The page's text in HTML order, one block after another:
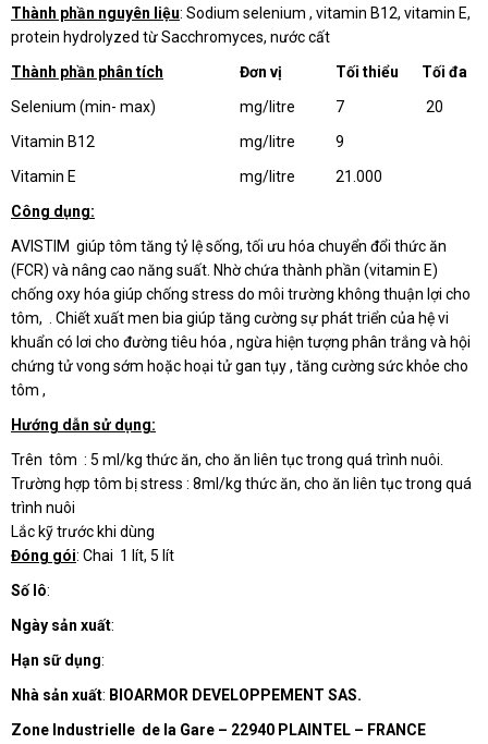
Thành phần nguyên liệu: Sodium selenium , vitamin B12, vitamin E,
protein hydrolyzed từ Sacchromyces, nước cất
Thành phần phân tích
Đơn vị
Tối thiểu Tối đa
Selenium (min- max)
mg/litre
7 20
Vitamin B12
mg/litre
9
Vitamin E
mg/litre
21.000
Công dụng:
AVISTIM giúp tôm tăng tỷ lệ sống, tối ưu hóa chuyển đổi thức ăn
(FCR) và nâng cao năng suất. Nhờ chứa thành phần (vitamin E)
chống oxy hóa giúp chống stress do môi trường không thuận lợi cho
tôm, . Chiết xuất men bia giúp tăng cường sự phát triển của hệ vi
khuẩn có lơi cho đường tiêu hóa , ngừa hiện tượng phân trắng và hội
chứng tử vong sớm hoặc hoại tử gan tụy , tăng cường sức khỏe cho
tôm ,
Hướng dẫn sử dụng:
Trên tôm : 5 ml/kg thức ăn, cho ăn liên tục trong quá trình nuôi.
Trường hợp tôm bị stress : 8ml/kg thức ăn, cho ăn liên tục trong quá
trình nuôi
Lắc kỹ trước khi dùng
Đóng gói: Chai 1 lít, 5 lít
Số lô:
Ngày sản xuất:
Hạn sữ dụng:
Nhà sản xuất: BIOARMOR DEVELOPPEMENT SAS.
Zone Industrielle de la Gare – 22940 PLAINTEL – FRANCE